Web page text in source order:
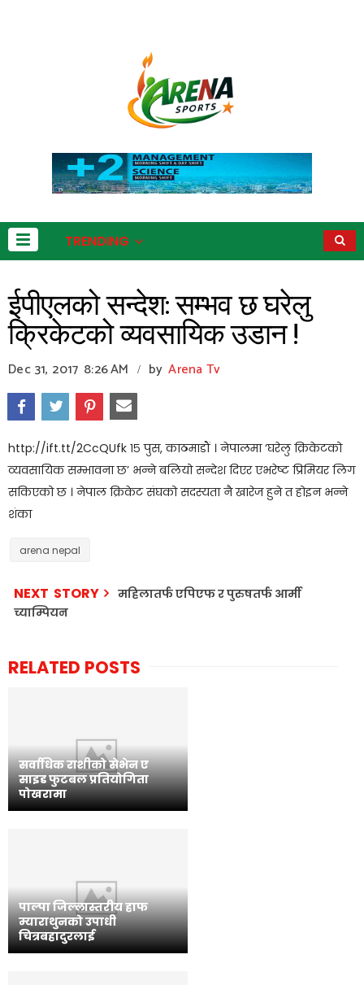
TRENDING
ईपीएलको सन्देश: सम्भव छ घरेलु
क्रिकेटको व्यवसायिक उडान !
Dec 31, 2017 8:26 AM / by Arena Tv
http://ift.tt/2CcQUfk १५ पुस, काठमाडौं । नेपालमा ‘घरेलु क्रिकेटको
व्यवसायिक सम्भावना छ’ भन्ने बलियो सन्देश दिएर एभरेष्ट प्रिमियर लिग
सकिएको छ । नेपाल क्रिकेट संघको सदस्यता नै खारेज हुने त होइन भन्ने
शंका
arena nepal
NEXT STORY
महिलातर्फ एपिएफ र पुरुषतर्फ आर्मी
च्याम्पियन
RELATED POSTS
सर्वाधिक राशीको सेभेन ए
साइड फुटबल प्रतियोगिता
पोखरामा
पाल्पा जिल्लास्तरीय हाफ
म्याराथुनको उपाधी
चित्रबहादुरलाई